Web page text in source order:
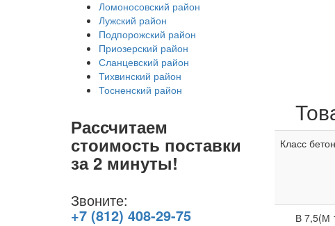
Ломоносовский район
Лужский район
Подпорожский район
Приозерский район
Сланцевский район
Тихвинский район
Тосненский район
Рассчитаем
стоимость поставки
за 2 минуты!
Звоните:
+7 (812) 408-29-75
Класс
В 7,5(М